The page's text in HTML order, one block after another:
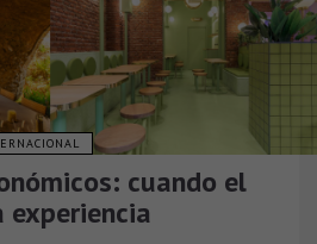
cuando el
experiencia